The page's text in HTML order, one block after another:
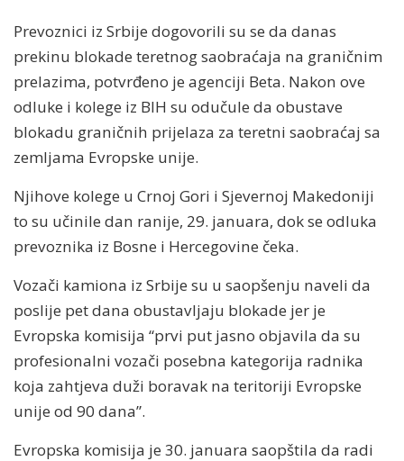
Prevoznici iz Srbije dogovorili su se da danas
prekinu blokade teretnog saobraćaja na graničnim
prelazima, potvrđeno je agenciji Beta. Nakon ove
odluke i kolege iz BIH su odučule da obustave
blokadu graničnih prijelaza za teretni saobraćaj sa
zemljama Evropske unije.
Njihove kolege u Crnoj Gori i Sjevernoj Makedoniji
to su učinile dan ranije, 29. januara, dok se odluka
prevoznika iz Bosne i Hercegovine čeka.
Vozači kamiona iz Srbije su u saopšenju naveli da
poslije pet dana obustavljaju blokade jer je
Evropska komisija “prvi put jasno objavila da su
profesionalni vozači posebna kategorija radnika
koja zahtjeva duži boravak na teritoriji Evropske
unije od 90 dana”.
Evropska komisija je 30. januara saopštila da radi